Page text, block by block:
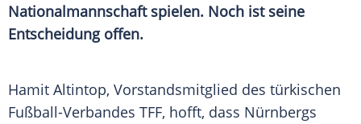
Nationalmannschaft spielen. Noch ist seine
Entscheidung offen.
Hamit Altintop, Vorstandsmitglied des türkischen
Fußball-Verbandes TFF, hofft, dass Nürnbergs